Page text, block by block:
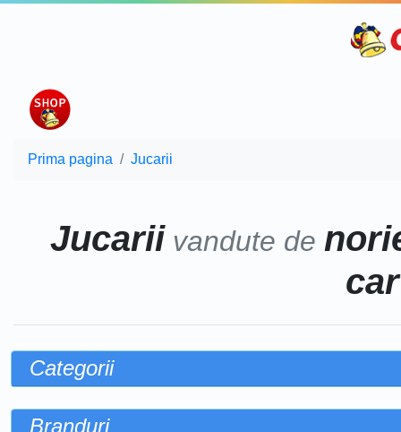
Prima pagina Jucarii
Jucarii vandute de
Categorii
Branduri